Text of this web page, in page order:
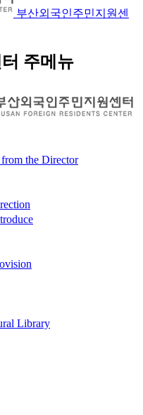
부산외국인주민지원센
주메뉴
from the Director
Library